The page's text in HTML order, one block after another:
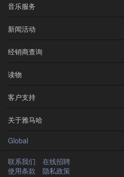
音乐服务
新闻活动
经销商查询
读物
客户支持
关于雅马哈
Global
联系我们
在线招聘
使用条款
隐私政策